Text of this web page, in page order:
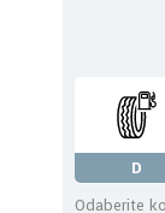
D
Odaberite